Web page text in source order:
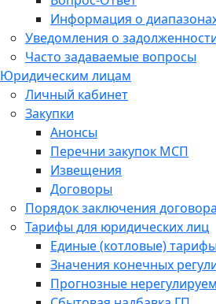
Информация о
Уведомления о
Часто задаваемые вопросы
Юридическим лицам
Личный кабинет
Закупки
Анонсы
Перечни закупок МСП
Извещения
Договоры
Порядок заключения
Тарифы для юридических лиц
Единые (котловые) тарифы
Значения конечных
Прогнозные